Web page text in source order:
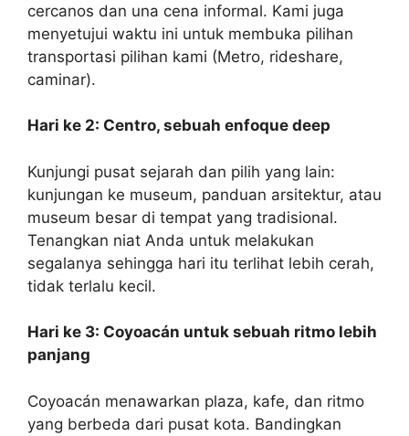
cercanos dan una cena informal. Kami juga
menyetujui waktu ini untuk membuka pilihan
transportasi pilihan kami (Metro, rideshare,
caminar).
Hari ke 2: Centro, sebuah enfoque deep
Kunjungi pusat sejarah dan pilih yang lain:
kunjungan ke museum, panduan arsitektur, atau
museum besar di tempat yang tradisional.
Tenangkan niat Anda untuk melakukan
segalanya sehingga hari itu terlihat lebih cerah,
tidak terlalu kecil.
Hari ke 3: Coyoacán untuk sebuah ritmo lebih
panjang
Coyoacán menawarkan plaza, kafe, dan ritmo
yang berbeda dari pusat kota. Bandingkan